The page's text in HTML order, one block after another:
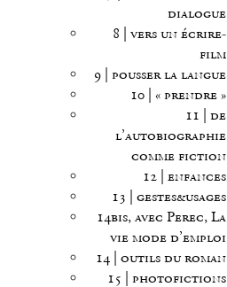
dialogue
8 | vers un écrire-
film
9 | pousser la langue
10 | « prendre »
11 | de
l’autobiographie
comme fiction
12 | enfances
13 | gestes&usages
14bis, avec Perec, La
vie mode d’emploi
14 | outils du roman
15 | photofictions